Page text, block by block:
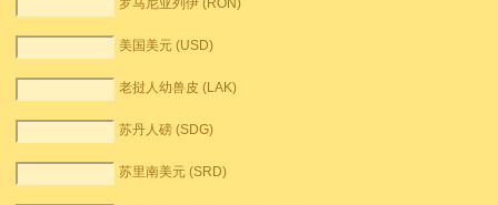
罗马尼亚列伊 (RON)
美国美元 (USD)
老挝人幼兽皮 (LAK)
苏丹人磅 (SDG)
苏里南美元 (SRD)